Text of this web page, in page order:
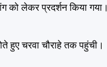
को लेकर प्रदर्शन किया गया।
हुए चरवा चौराहे तक पहुंची।